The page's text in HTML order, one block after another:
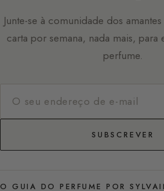
Junte-se à comunidade dos
carta por semana, nada mais, para
perfume.
SUBSCREVER
O GUIA DO PERFUME POR